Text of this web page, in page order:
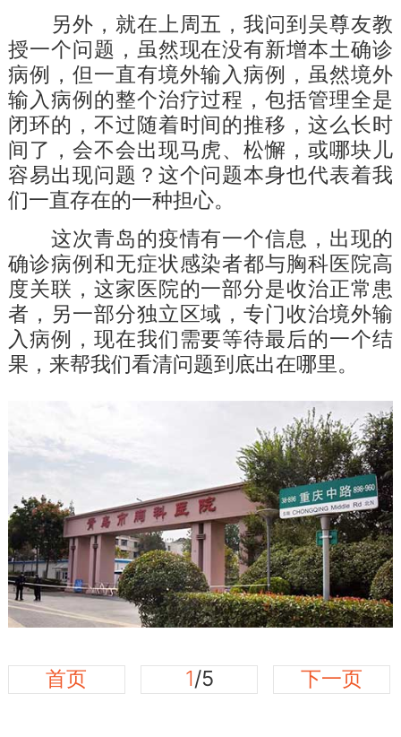
另外，就在上周五，我问到吴尊友教
授一个问题，虽然现在没有新增本土确诊
病例，但一直有境外输入病例，虽然境外
输入病例的整个治疗过程，包括管理全是
闭环的，不过随着时间的推移，这么长时
间了，会不会出现马虎、松懈，或哪块儿
容易出现问题？这个问题本身也代表着我
们一直存在的一种担心。
这次青岛的疫情有一个信息，出现的
确诊病例和无症状感染者都与胸科医院高
度关联，这家医院的一部分是收治正常患
者，另一部分独立区域，专门收治境外输
入病例，现在我们需要等待最后的一个结
果，来帮我们看清问题到底出在哪里。
首页 1/5 下一页